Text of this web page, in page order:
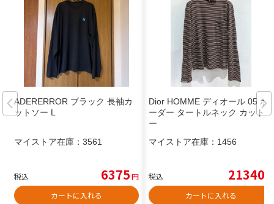
ADERERROR ブラック 長袖カ
ットソー L
マイストア在庫： 3561
税込 6375円
カートに入れる
Dior HOMME ディオール 05 ボ
ーダー タートルネック カットソ
ー
マイストア在庫： 1456
税込 21340
カートに入れる